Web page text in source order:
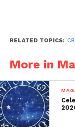
RELATED TOPICS:
More in